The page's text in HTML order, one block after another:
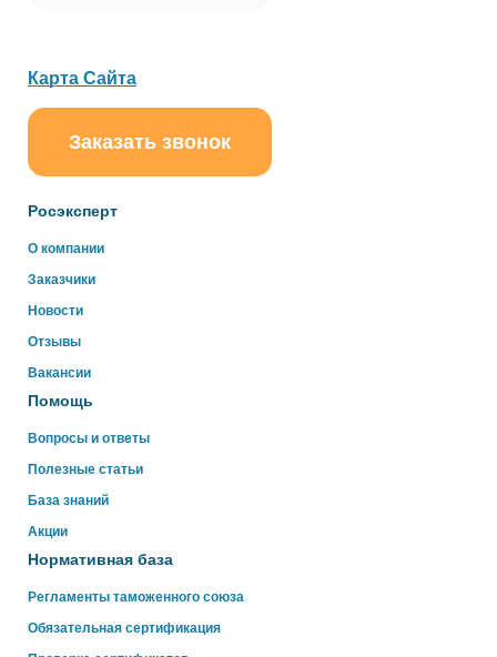
Росэксперт
О компании
Заказчики
Новости
Отзывы
Вакансии
Помощь
Вопросы и ответы
Полезные статьи
База знаний
Акции
Нормативная база
Регламенты таможенного союза
Обязательная сертификация
Карта Сайта
Заказать звонок
online
Здравствуйте!
Свяжитесь с нами через WhatsApp нажав на кнопку
WhatsApp